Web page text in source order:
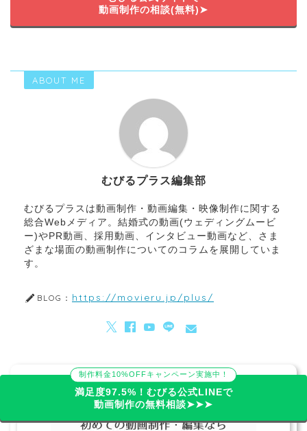
動画制作の相談(無料)➤
ABOUT ME
むびるプラス編集部
むびるプラスは動画制作・動画編集・映像制作に関する
総合Webメディア。結婚式の動画(ウェディングムービ
ー)やPR動画、採用動画、インタビュー動画など、さま
ざまな場面の動画制作についてのコラムを展開していま
す。
BLOG： https://movieru.jp/plus/
プロに動画制作を依頼するなら「むびる」
制作料金10%OFFキャンペーン実施中！
満足度97.5%！むびる公式LINEで
動画制作の無料相談➤➤➤